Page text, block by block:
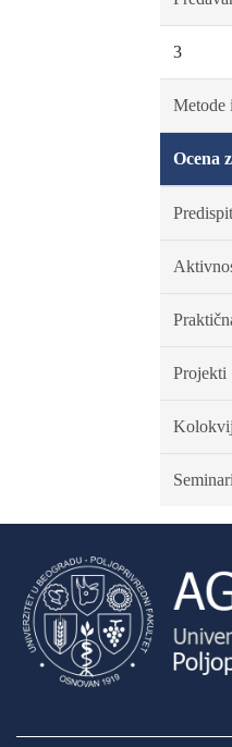
3
Metode
Ocena
Projekti
Seminari